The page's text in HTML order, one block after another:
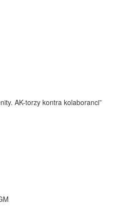
AK-torzy kontra kolaboranci”